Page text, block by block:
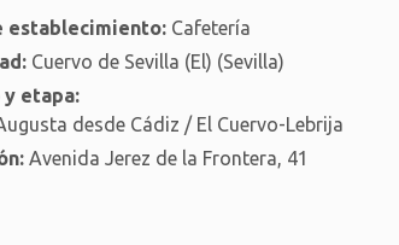
establecimiento: Cafetería
Cuervo de Sevilla (El) (Sevilla)
y etapa:
desde Cádiz / El Cuervo-Lebrija
Avenida Jerez de la Frontera, 41